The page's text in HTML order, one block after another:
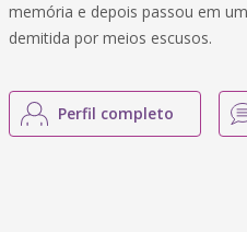
memória e depois passou em
demitida por meios escusos.
Perfil completo